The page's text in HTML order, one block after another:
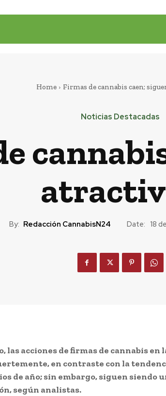
Home Firmas de cannabis caen;
Noticias Destacadas
By: Redacción CannabisN24 Date: 18
las acciones de firmas de cannabis en
en contraste con la
de año; sin embargo, siguen siendo
según analistas.